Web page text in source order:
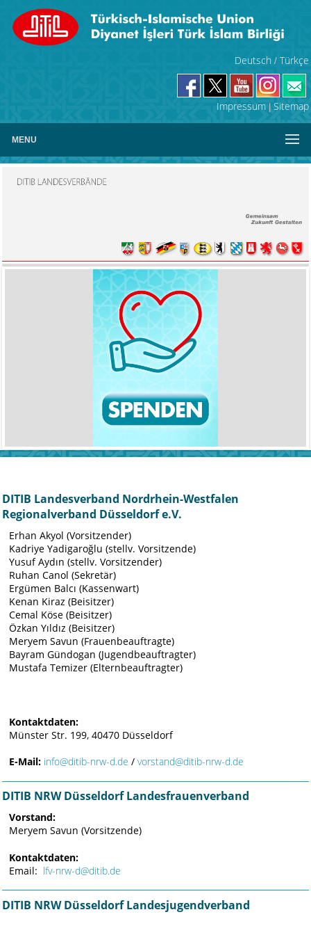
Deutsch / Türkçe
Impressum| Sitemap
MENU
DITIB Landesverband Nordrhein-Westfalen
Regionalverband Düsseldorf e.V.
Erhan Akyol (Vorsitzender)
Kadriye Yadigaroğlu (stellv. Vorsitzende)
Yusuf Aydın (stellv. Vorsitzender)
Ruhan Canol (Sekretär)
Ergümen Balcı (Kassenwart)
Kenan Kiraz (Beisitzer)
Cemal Köse (Beisitzer)
Özkan Yıldız (Beisitzer)
Meryem Savun (Frauenbeauftragte)
Bayram Gündogan (Jugendbeauftragter)
Mustafa Temizer (Elternbeauftragter)
Kontaktdaten:
Münster Str. 199, 40470 Düsseldorf
E-Mail: info@ditib-nrw-d.de /vorstand@ditib-nrw-d.de
DITIB NRW Düsseldorf Landesfrauenverband
Vorstand:
Meryem Savun (Vorsitzende)
Kontaktdaten:
Email: lfv-nrw-d@ditib.de
DITIB NRW Düsseldorf Landesjugendverband